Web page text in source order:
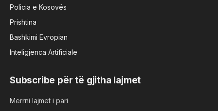
Policia e Kosovës
Prishtina
Bashkimi Evropian
Inteligjenca Artificiale
Subscribe për të gjitha lajmet
Merrni lajmet i pari